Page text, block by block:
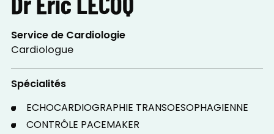
Service de Cardiologie
Cardiologue
Spécialités
ECHOCARDIOGRAPHIE TRANSOESOPHAGIENNE
CONTRÔLE PACEMAKER